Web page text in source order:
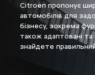
Citroën пропонує
автомобілів для
бізнесу, зокрема
також адаптовані та
знайдете